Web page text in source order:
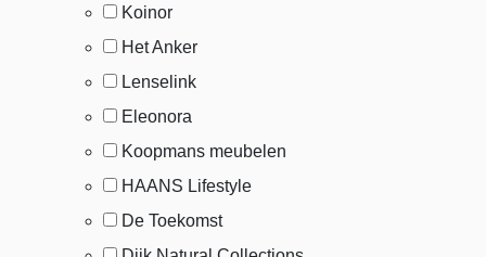
Koinor
Het Anker
Lenselink
Eleonora
Koopmans meubelen
HAANS Lifestyle
De Toekomst